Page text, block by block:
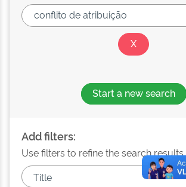
Start a new search
Add filters:
Use filters to refine the search results.